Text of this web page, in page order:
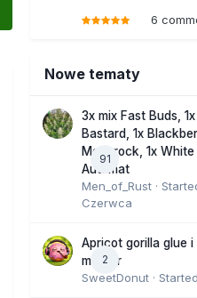
6
Nowe tematy
91
3x mix Fast Buds,
Bastard, 1x
Moonrock, 1x
Automat
Men_of_Rust ·
Czerwca
2
Apricot gorilla glue i
marker
SweetDonut · Started